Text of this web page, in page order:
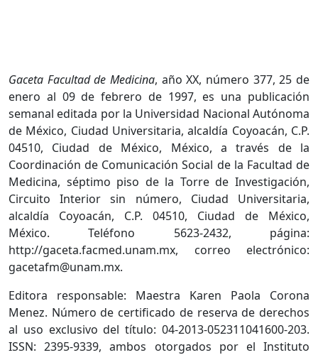
Gaceta Facultad de Medicina, año XX, número 377, 25 de
enero al 09 de febrero de 1997, es una publicación
semanal editada por la Universidad Nacional Autónoma
de México, Ciudad Universitaria, alcaldía Coyoacán, C.P.
04510, Ciudad de México, México, a través de la
Coordinación de Comunicación Social de la Facultad de
Medicina, séptimo piso de la Torre de Investigación,
Circuito Interior sin número, Ciudad Universitaria,
alcaldía Coyoacán, C.P. 04510, Ciudad de México,
México. Teléfono 5623-2432, página:
http://gaceta.facmed.unam.mx, correo electrónico:
gacetafm@unam.mx.
Editora responsable: Maestra Karen Paola Corona
Menez. Número de certificado de reserva de derechos
al uso exclusivo del título: 04-2013-052311041600-203.
ISSN: 2395-9339, ambos otorgados por el Instituto